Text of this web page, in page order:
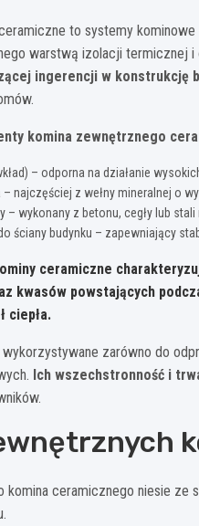
to systemy
warstwą izolacji termicznej i
ingerencji w konstrukcję
komina zewnętrznego
– odporna na działanie
najczęściej z wełny mineralnej o
– wykonany z betonu, cegły lub
ściany budynku – zapewniający
ceramiczne
kwasów powstających
ciepła.
zarówno do
Ich wszechstronność i
komina ceramicznego niesie